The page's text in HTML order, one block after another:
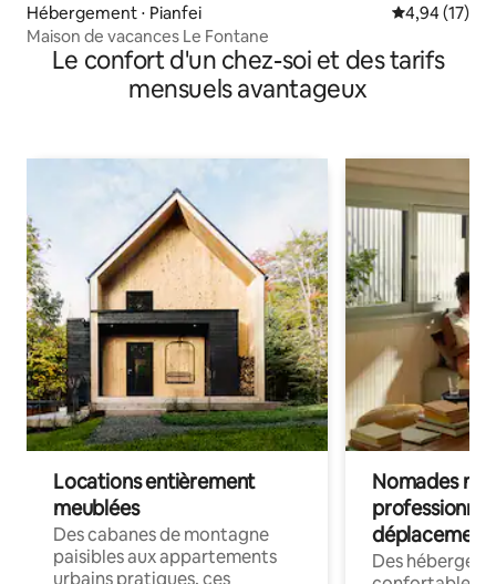
Hébergement ⋅ Pianfei Évaluation
4,94 (17)
Maison de vacances Le Fontane
Le confort d'un chez-soi et des tarifs
mensuels avantageux
Locations entièrement
meublées
Des cabanes de montagne
paisibles aux appartements
urbains pratiques, ces
Nomades
déplacement
Des